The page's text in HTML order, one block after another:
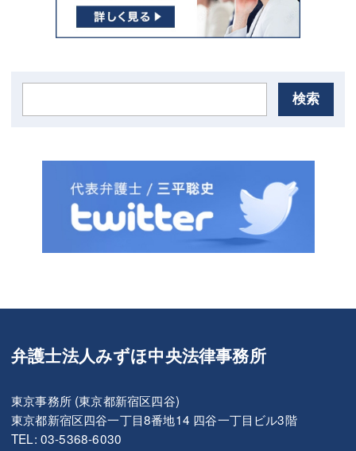
検索
弁護士法人みずほ中央法律事務所
東京事務所 (東京都新宿区四谷)
東京都新宿区四谷一丁目8番地14 四谷一丁目ビル3階
TEL: 03-5368-6030